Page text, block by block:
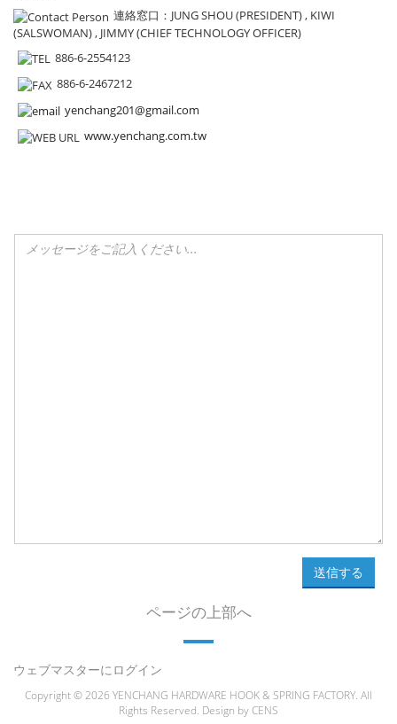
連絡窓口 ：JUNG SHOU (PRESIDENT) , KIWI
(SALSWOMAN) , JIMMY (CHIEF TECHNOLOGY OFFICER)
886-6-2554123
886-6-2467212
yenchang201@gmail.com
www.yenchang.com.tw
送信する
ページの上部へ
ウェブマスターにログイン
Copyright © 2026 YENCHANG HARDWARE HOOK & SPRING FACTORY. All
Rights Reserved. Design byCENS